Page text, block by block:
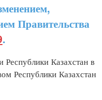
Правительства
.
Казахстан в
Республики Казахстан